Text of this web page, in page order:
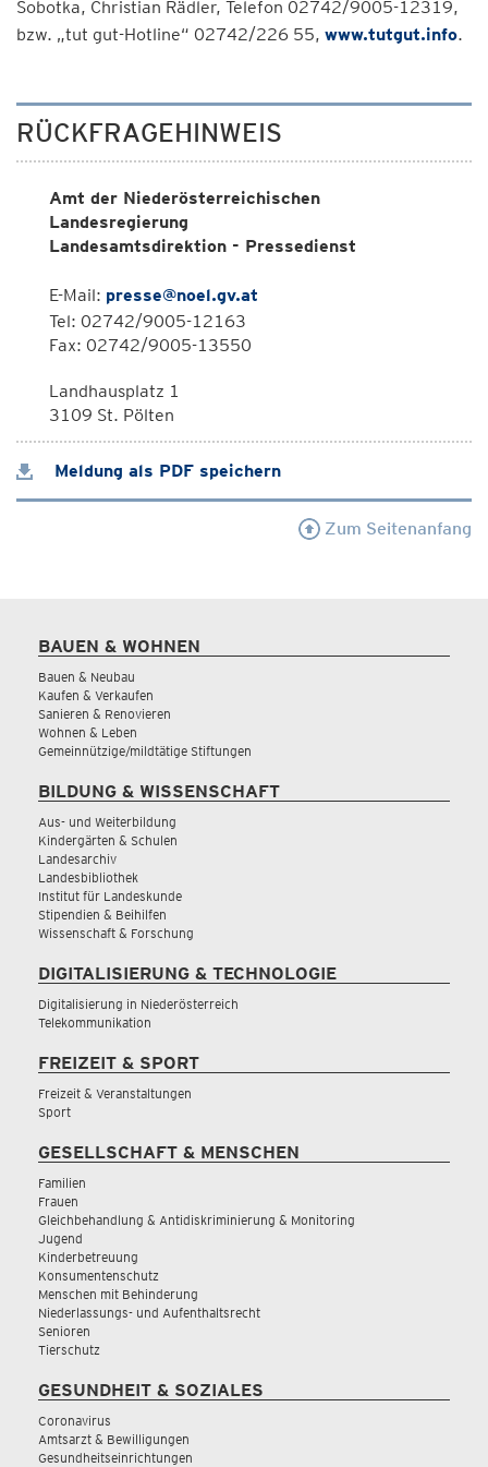
Sobotka, Christian Rädler, Telefon 02742/9005-12319,
bzw. „tut gut-Hotline“ 02742/226 55, www.tutgut.info.
RÜCKFRAGEHINWEIS
Amt der Niederösterreichischen
Landesregierung
Landesamtsdirektion - Pressedienst
E-Mail: presse@noel.gv.at
Tel: 02742/9005-12163
Fax: 02742/9005-13550
Landhausplatz 1
3109 St. Pölten
Meldung als PDF speichern
Zum Seitenanfang
BAUEN & WOHNEN
Bauen & Neubau
Kaufen & Verkaufen
Sanieren & Renovieren
Wohnen & Leben
Gemeinnützige/mildtätige Stiftungen
BILDUNG & WISSENSCHAFT
Aus- und Weiterbildung
Kindergärten & Schulen
Landesarchiv
Landesbibliothek
Institut für Landeskunde
Stipendien & Beihilfen
Wissenschaft & Forschung
DIGITALISIERUNG & TECHNOLOGIE
Digitalisierung in Niederösterreich
Telekommunikation
FREIZEIT & SPORT
Freizeit & Veranstaltungen
Sport
GESELLSCHAFT & MENSCHEN
Familien
Frauen
Gleichbehandlung & Antidiskriminierung & Monitoring
Jugend
Kinderbetreuung
Konsumentenschutz
Menschen mit Behinderung
Niederlassungs- und Aufenthaltsrecht
Senioren
Tierschutz
GESUNDHEIT & SOZIALES
Coronavirus
Amtsarzt & Bewilligungen
Gesundheitseinrichtungen